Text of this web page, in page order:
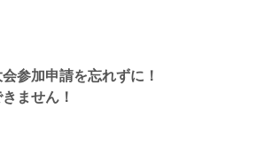
参加申請を忘れずに！
ません！